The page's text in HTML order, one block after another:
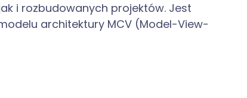
i rozbudowanych projektów. Jest
architektury MCV (Model-View-